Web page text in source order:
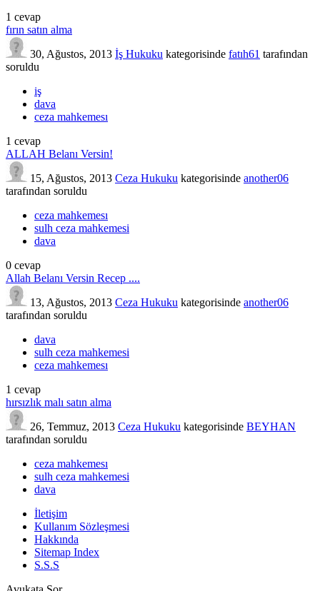
1 cevap
fırın satın alma
30, Ağustos, 2013 İş Hukuku kategorisinde fatıh61 tarafından
soruldu
iş
dava
ceza mahkemesı
1 cevap
ALLAH Belanı Versin!
15, Ağustos, 2013 Ceza Hukuku kategorisinde another06
tarafından soruldu
ceza mahkemesı
sulh ceza mahkemesi
dava
0 cevap
Allah Belanı Versin Recep ....
13, Ağustos, 2013 Ceza Hukuku kategorisinde another06
tarafından soruldu
dava
sulh ceza mahkemesi
ceza mahkemesı
1 cevap
hırsızlık malı satın alma
26, Temmuz, 2013 Ceza Hukuku kategorisinde BEYHAN
tarafından soruldu
ceza mahkemesı
sulh ceza mahkemesi
dava
İletişim
Kullanım Sözleşmesi
Hakkında
Sitemap Index
S.S.S